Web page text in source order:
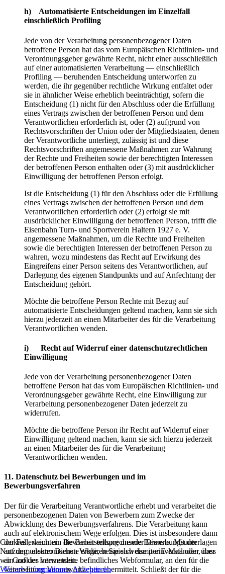
h) Automatisierte Entscheidungen im Einzelfall
einschließlich Profiling
Jede von der Verarbeitung personenbezogener Daten
betroffene Person hat das vom Europäischen Richtlinien- und
Verordnungsgeber gewährte Recht, nicht einer ausschließlich
auf einer automatisierten Verarbeitung — einschließlich
Profiling — beruhenden Entscheidung unterworfen zu
werden, die ihr gegenüber rechtliche Wirkung entfaltet oder
sie in ähnlicher Weise erheblich beeinträchtigt, sofern die
Entscheidung (1) nicht für den Abschluss oder die Erfüllung
eines Vertrags zwischen der betroffenen Person und dem
Verantwortlichen erforderlich ist, oder (2) aufgrund von
Rechtsvorschriften der Union oder der Mitgliedstaaten, denen
der Verantwortliche unterliegt, zulässig ist und diese
Rechtsvorschriften angemessene Maßnahmen zur Wahrung
der Rechte und Freiheiten sowie der berechtigten Interessen
der betroffenen Person enthalten oder (3) mit ausdrücklicher
Einwilligung der betroffenen Person erfolgt.
Ist die Entscheidung (1) für den Abschluss oder die Erfüllung
eines Vertrags zwischen der betroffenen Person und dem
Verantwortlichen erforderlich oder (2) erfolgt sie mit
ausdrücklicher Einwilligung der betroffenen Person, trifft die
Eisenbahn Turn- und Sportverein Haltern 1927 e. V.
angemessene Maßnahmen, um die Rechte und Freiheiten
sowie die berechtigten Interessen der betroffenen Person zu
wahren, wozu mindestens das Recht auf Erwirkung des
Eingreifens einer Person seitens des Verantwortlichen, auf
Darlegung des eigenen Standpunkts und auf Anfechtung der
Entscheidung gehört.
Möchte die betroffene Person Rechte mit Bezug auf
automatisierte Entscheidungen geltend machen, kann sie sich
hierzu jederzeit an einen Mitarbeiter des für die Verarbeitung
Verantwortlichen wenden.
i) Recht auf Widerruf einer datenschutzrechtlichen
Einwilligung
Jede von der Verarbeitung personenbezogener Daten
betroffene Person hat das vom Europäischen Richtlinien- und
Verordnungsgeber gewährte Recht, eine Einwilligung zur
Verarbeitung personenbezogener Daten jederzeit zu
widerrufen.
Möchte die betroffene Person ihr Recht auf Widerruf einer
Einwilligung geltend machen, kann sie sich hierzu jederzeit
an einen Mitarbeiter des für die Verarbeitung
Verantwortlichen wenden.
11. Datenschutz bei Bewerbungen und im
Bewerbungsverfahren
Der für die Verarbeitung Verantwortliche erhebt und verarbeitet die
personenbezogenen Daten von Bewerbern zum Zwecke der
Abwicklung des Bewerbungsverfahrens. Die Verarbeitung kann
auch auf elektronischem Wege erfolgen. Dies ist insbesondere dann
der Fall, wenn ein Bewerber entsprechende Bewerbungsunterlagen
auf dem elektronischen Wege, beispielsweise per E-Mail oder über
ein auf der Internetseite befindliches Webformular, an den für die
Verarbeitung Verantwortlichen übermittelt. Schließt der für die
Cookies erleichtern die Bereitstellung unserer Dienste. Mit der
Nutzung unserer Dienste erklären Sie sich damit einverstanden, dass
wir Cookies verwenden.
Weitere InformationenAkzeptieren